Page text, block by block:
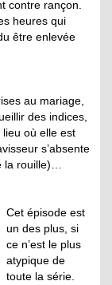
contre rançon.
heures qui
être enlevée
au mariage,
des indices,
lieu où elle est
s’absente
la rouille)…
Cet épisode est
un des plus, si
ce n’est le plus
atypique de
toute la série.